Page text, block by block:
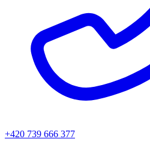
+420 739 666 377